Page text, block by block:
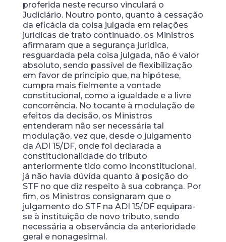
proferida neste recurso vinculará o
Judiciário. Noutro ponto, quanto à cessação
da eficácia da coisa julgada em relações
jurídicas de trato continuado, os Ministros
afirmaram que a segurança jurídica,
resguardada pela coisa julgada, não é valor
absoluto, sendo passível de flexibilização
em favor de princípio que, na hipótese,
cumpra mais fielmente a vontade
constitucional, como a igualdade e a livre
concorrência. No tocante à modulação de
efeitos da decisão, os Ministros
entenderam não ser necessária tal
modulação, vez que, desde o julgamento
da ADI 15/DF, onde foi declarada a
constitucionalidade do tributo
anteriormente tido como inconstitucional,
já não havia dúvida quanto à posição do
STF no que diz respeito à sua cobrança. Por
fim, os Ministros consignaram que o
julgamento do STF na ADI 15/DF equipara-
se à instituição de novo tributo, sendo
necessária a observância da anterioridade
geral e nonagesimal.